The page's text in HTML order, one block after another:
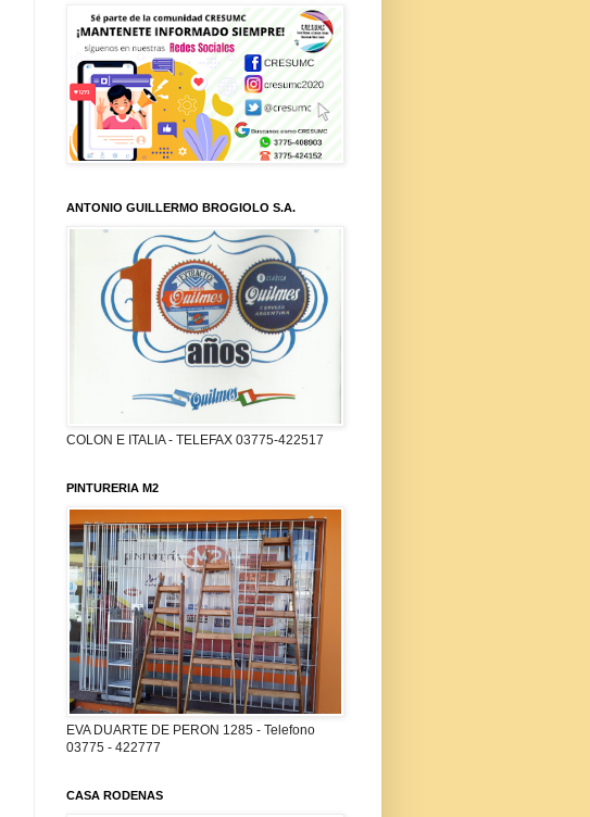
ANTONIO GUILLERMO BROGIOLO S.A.
COLON E ITALIA - TELEFAX 03775-422517
PINTURERIA M2
EVA DUARTE DE PERON 1285 - Telefono
03775 - 422777
CASA RODENAS